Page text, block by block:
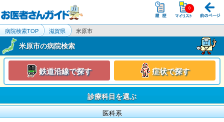
病院検索TOP 滋賀県 米原市
米原市の病院検索
鉄道沿線で探す 症状で探す
診療科目を選ぶ
医科系